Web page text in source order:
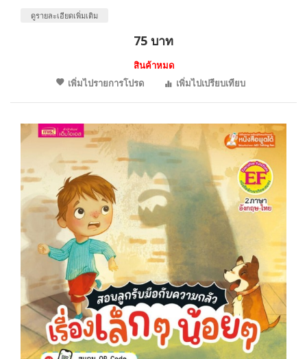
ดูรายละเอียดเพิ่มเติม
75 บาท
สินค้าหมด
เพิ่มไปรายการโปรด
เพิ่มไปเปรียบเทียบ